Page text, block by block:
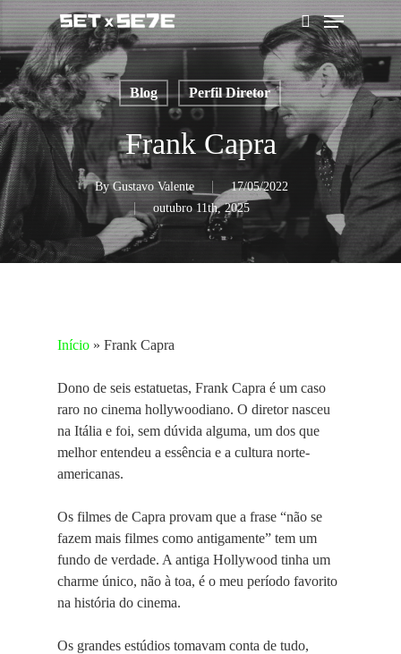
Skip
to
main
content
pesquisar
Menu
Blog Perfil Diretor
Frank Capra
By Gustavo Valente
17/05/2022
outubro 11th, 2025
Início » Frank Capra
Dono de seis estatuetas, Frank Capra é um caso
raro no cinema hollywoodiano. O diretor nasceu
na Itália e foi, sem dúvida alguma, um dos que
melhor entendeu a essência e a cultura norte-
americanas.
Os filmes de Capra provam que a frase “não se
fazem mais filmes como antigamente” tem um
fundo de verdade. A antiga Hollywood tinha um
charme único, não à toa, é o meu período favorito
na história do cinema.
Os grandes estúdios tomavam conta de tudo,